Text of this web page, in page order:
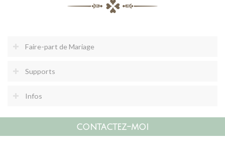
Faire-part de Mariage
Supports
Infos
contactez-moi